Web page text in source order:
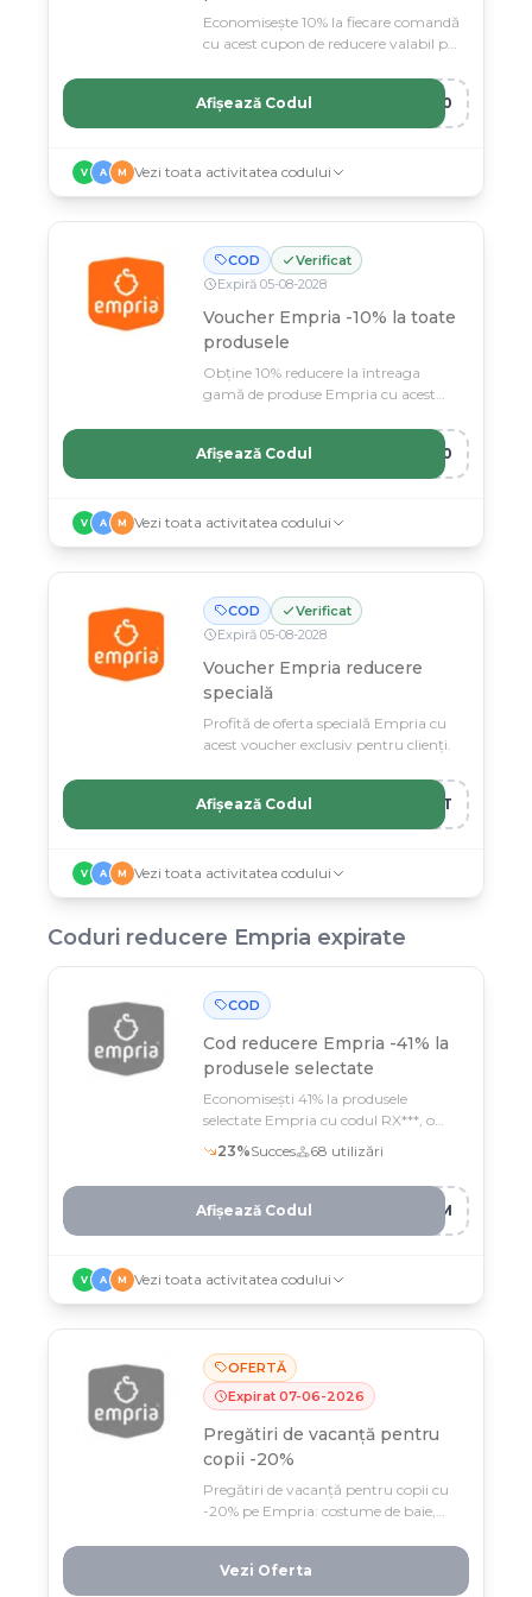
Economisește 10% la fiecare comandă
cu acest cupon de reducere valabil pe
R10
Afișează Codul
V A M Vezi toata activitatea codului
COD
Verificat
Expiră 05-08-2028
Voucher Empria -10% la toate
produsele
Obține 10% reducere la întreaga
gamă de produse Empria cu acest
P10
Afișează Codul
V A M Vezi toata activitatea codului
COD
Verificat
Expiră 05-08-2028
Voucher Empria reducere
specială
Profită de oferta specială Empria cu
acest voucher exclusiv pentru clienți.
DKT
Afișează Codul
V A M Vezi toata activitatea codului
Coduri reducere Empria expirate
COD
Cod reducere Empria -41% la
produsele selectate
Economisești 41% la produsele
selectate Empria cu codul RX***, o
șansă perfect pentru echiparea
23%Succes 68 utilizări
HFM
Afișează Codul
V A M Vezi toata activitatea codului
OFERTĂ
Expirat 07-06-2026
Pregătiri de vacanță pentru
copii -20%
Pregătiri de vacanță pentru copii cu
-20% pe Empria: costume de baie,
până 8 iunie – cumpără acum
Vezi Oferta